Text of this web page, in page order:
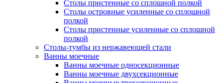
Столы пристенные со сплошной полкой
Столы островные усиленные со сплошной
полкой
Столы пристенные усиленные со сплошной
полкой
Столы-тумбы из нержавеющей стали
Ванны моечные
Ванны моечные односекционные
Ванны моечные двухсекционные